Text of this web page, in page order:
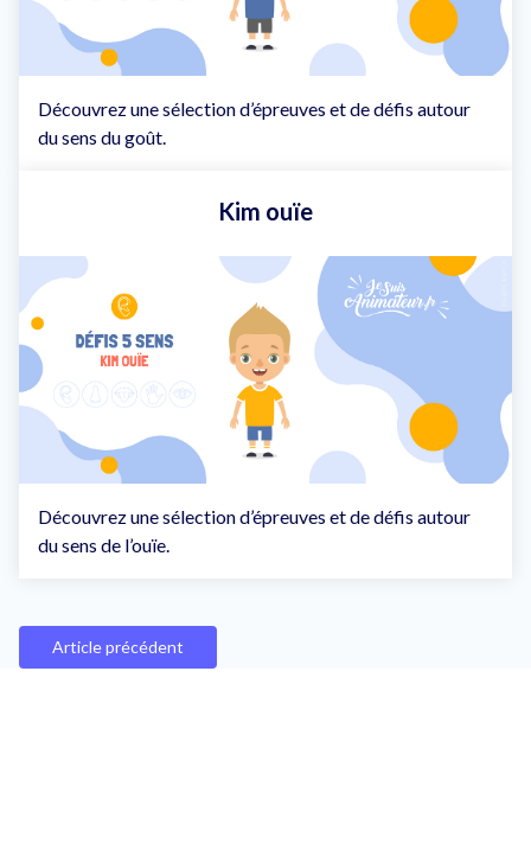
Découvrez une sélection d’épreuves et de défis autour
du sens du goût.
Kim ouïe
Découvrez une sélection d’épreuves et de défis autour
du sens de l’ouïe.
Article précédent